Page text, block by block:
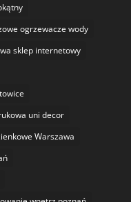
ogrzewacze wody
sklep internetowy
uni decor
Warszawa